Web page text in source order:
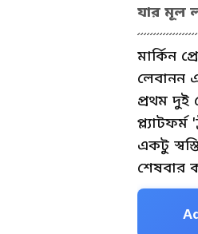
যার মূল
মার্কিন
লেবানন
প্রথম দুই
একটু
শেষবার